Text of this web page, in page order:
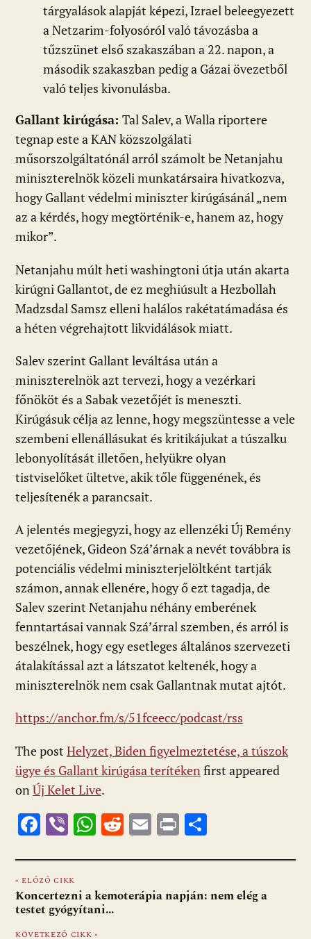
tárgyalások alapját képezi, Izrael beleegyezett
a Netzarim-folyosóról való távozásba a
tűzszünet első szakaszában a 22. napon, a
második szakaszban pedig a Gázai övezetből
való teljes kivonulásba.
Gallant kirúgása: Tal Salev, a Walla riportere
tegnap este a KAN közszolgálati
műsorszolgáltatónál arról számolt be Netanjahu
miniszterelnök közeli munkatársaira hivatkozva,
hogy Gallant védelmi miniszter kirúgásánál „nem
az a kérdés, hogy megtörténik-e, hanem az, hogy
mikor”.
Netanjahu múlt heti washingtoni útja után akarta
kirúgni Gallantot, de ez meghiúsult a Hezbollah
Madzsdal Samsz elleni halálos rakétatámadása és
a héten végrehajtott likvidálások miatt.
Salev szerint Gallant leváltása után a
miniszterelnök azt tervezi, hogy a vezérkari
főnököt és a Sabak vezetőjét is meneszti.
Kirúgásuk célja az lenne, hogy megszüntesse a vele
szembeni ellenállásukat és kritikájukat a túszalku
lebonyolítását illetően, helyükre olyan
tistviselőket ültetve, akik tőle függenének, és
teljesítenék a parancsait.
A jelentés megjegyzi, hogy az ellenzéki Új Remény
vezetőjének, Gideon Szá’árnak a nevét továbbra is
potenciális védelmi miniszterjelöltként tartják
számon, annak ellenére, hogy ő ezt tagadja, de
Salev szerint Netanjahu néhány emberének
fenntartásai vannak Szá’árral szemben, és arról is
beszélnek, hogy egy esetleges általános szervezeti
átalakítással azt a látszatot keltenék, hogy a
miniszterelnök nem csak Gallantnak mutat ajtót.
https://anchor.fm/s/51fceecc/podcast/rss
The post Helyzet, Biden figyelmeztetése, a túszok
ügye és Gallant kirúgása terítéken first appeared
on Új Kelet Live.
F
e
b
o
Vi
er
W
at
s
A
R
d
di
E
ai
l
Pr
t za
m
« ELŐZŐ CIKK
Koncertezni a kemoterápia napján: nem elég a
testet gyógyítani…
KÖVETKEZŐ CIKK »